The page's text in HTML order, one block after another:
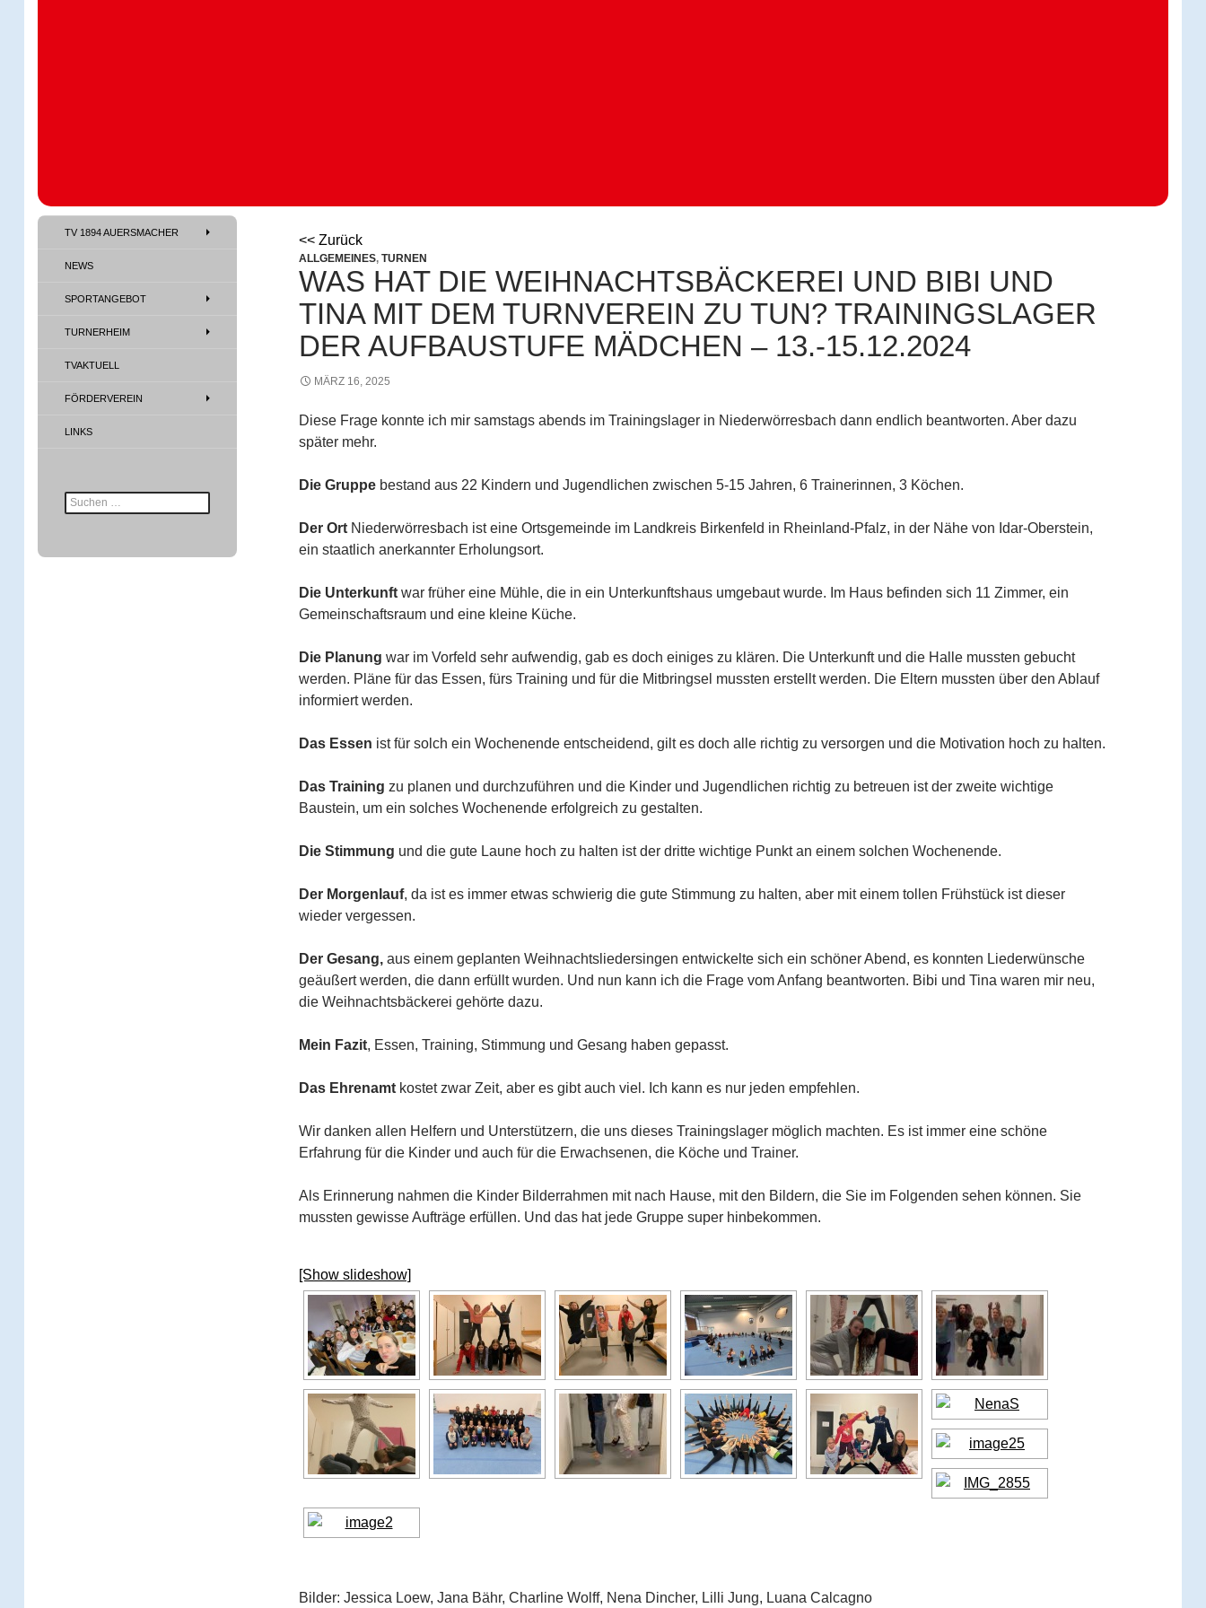
<< Zurück
ALLGEMEINES, TURNEN
WAS HAT DIE WEIHNACHTSBÄCKEREI UND BIBI UND
TINA MIT DEM TURNVEREIN ZU TUN? TRAININGSLAGER
DER AUFBAUSTUFE MÄDCHEN – 13.-15.12.2024
MÄRZ 16, 2025
Diese Frage konnte ich mir samstags abends im Trainingslager in Niederwörresbach dann endlich beantworten. Aber dazu
später mehr.
Die Gruppe bestand aus 22 Kindern und Jugendlichen zwischen 5-15 Jahren, 6 Trainerinnen, 3 Köchen.
Der Ort Niederwörresbach ist eine Ortsgemeinde im Landkreis Birkenfeld in Rheinland-Pfalz, in der Nähe von Idar-Oberstein,
ein staatlich anerkannter Erholungsort.
Die Unterkunft war früher eine Mühle, die in ein Unterkunftshaus umgebaut wurde. Im Haus befinden sich 11 Zimmer, ein
Gemeinschaftsraum und eine kleine Küche.
Die Planung war im Vorfeld sehr aufwendig, gab es doch einiges zu klären. Die Unterkunft und die Halle mussten gebucht
werden. Pläne für das Essen, fürs Training und für die Mitbringsel mussten erstellt werden. Die Eltern mussten über den Ablauf
informiert werden.
Das Essen ist für solch ein Wochenende entscheidend, gilt es doch alle richtig zu versorgen und die Motivation hoch zu halten.
Das Training zu planen und durchzuführen und die Kinder und Jugendlichen richtig zu betreuen ist der zweite wichtige
Baustein, um ein solches Wochenende erfolgreich zu gestalten.
Die Stimmung und die gute Laune hoch zu halten ist der dritte wichtige Punkt an einem solchen Wochenende.
Der Morgenlauf, da ist es immer etwas schwierig die gute Stimmung zu halten, aber mit einem tollen Frühstück ist dieser
wieder vergessen.
Der Gesang, aus einem geplanten Weihnachtsliedersingen entwickelte sich ein schöner Abend, es konnten Liederwünsche
geäußert werden, die dann erfüllt wurden. Und nun kann ich die Frage vom Anfang beantworten. Bibi und Tina waren mir neu,
die Weihnachtsbäckerei gehörte dazu.
Mein Fazit, Essen, Training, Stimmung und Gesang haben gepasst.
Das Ehrenamt kostet zwar Zeit, aber es gibt auch viel. Ich kann es nur jeden empfehlen.
Wir danken allen Helfern und Unterstützern, die uns dieses Trainingslager möglich machten. Es ist immer eine schöne
Erfahrung für die Kinder und auch für die Erwachsenen, die Köche und Trainer.
Als Erinnerung nahmen die Kinder Bilderrahmen mit nach Hause, mit den Bildern, die Sie im Folgenden sehen können. Sie
mussten gewisse Aufträge erfüllen. Und das hat jede Gruppe super hinbekommen.
[Show slideshow]
Bilder: Jessica Loew, Jana Bähr, Charline Wolff, Nena Dincher, Lilli Jung, Luana Calcagno
TV 1894 Auersmacher
TV 1894 AUERSMACHER
NEWS
SPORTANGEBOT
TURNERHEIM
TVAKTUELL
FÖRDERVEREIN
LINKS
Suche
nach: